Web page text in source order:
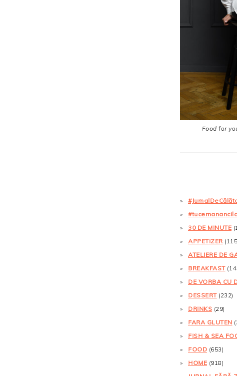
Food for
30 DE MINUTE
APPETIZER
ATELIERE DE
BREAKFAST
DE VORBA CU
DESSERT(232)
DRINKS (29)
FARA GLUTEN
FISH & SEA
FOOD (653)
HOME (918)